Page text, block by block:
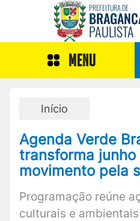
PREFEITURA DE
PAULISTA
MENU
Início
Agenda Verde
transforma
movimento pela
Programação reúne
culturais e